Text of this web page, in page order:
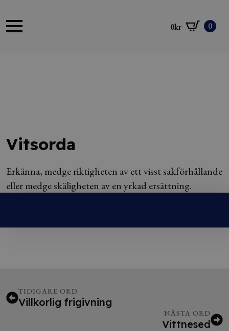
0kr 0
Vitsorda
Erkänna, medge riktigheten av ett visst sakförhållande
eller medge skäligheten av en yrkad ersättning.
TIDIGARE ORD
Villkorlig frigivning
NÄSTA ORD
Vittnesed